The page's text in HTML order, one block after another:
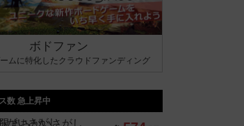
ボドファン
ムに特化したクラウドファンディング
数 急上昇中
まちがいさがし